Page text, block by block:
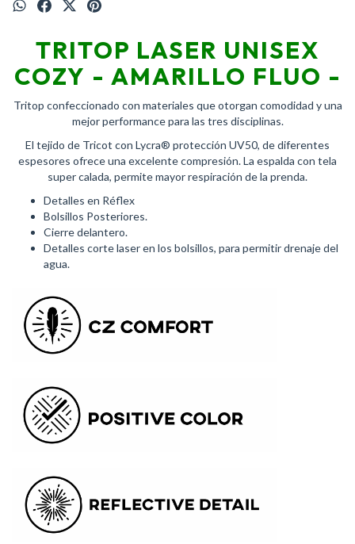
TRITOP LASER UNISEX
COZY - AMARILLO FLUO -
Tritop confeccionado con materiales que otorgan comodidad y una
mejor performance para las tres disciplinas.
El tejido de Tricot con Lycra® protección UV50, de diferentes
espesores ofrece una excelente compresión. La espalda con tela
super calada, permite mayor respiración de la prenda.
Detalles en Réflex
Bolsillos Posteriores.
Cierre delantero.
Detalles corte laser en los bolsillos, para permitir drenaje del
agua.